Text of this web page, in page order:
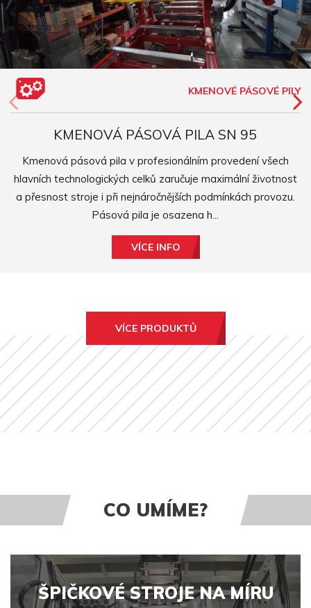
KMENOVÉ PÁSOVÉ PILY
KMENOVÁ PÁSOVÁ PILA SN 95
Kmenová pásová pila v profesionálním provedení všech
hlavních technologických celků zaručuje maximální životnost
a přesnost stroje i při nejnáročnějších podmínkách provozu.
Pásová pila je osazena h...
VÍCE INFO
VÍCE PRODUKTŮ
CO UMÍME?
ŠPIČKOVÉ STROJE NA MÍRU